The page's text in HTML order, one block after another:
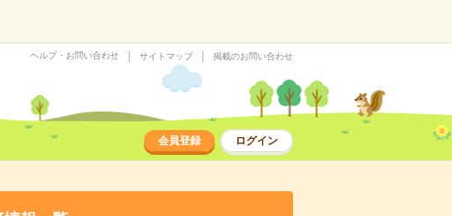
ヘルプ・お問い合わせ サイトマップ 掲載のお問い合わせ
会員登録 ログイン